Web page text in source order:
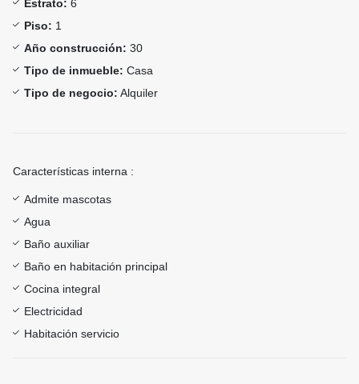
Estrato: 6
Piso: 1
Año construcción: 30
Tipo de inmueble: Casa
Tipo de negocio: Alquiler
Características interna :
Admite mascotas
Agua
Baño auxiliar
Baño en habitación principal
Cocina integral
Electricidad
Habitación servicio